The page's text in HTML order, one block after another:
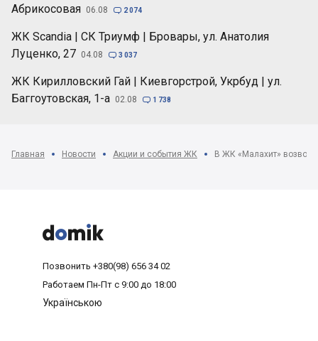
Абрикосовая 06.08  2 074
ЖК Scandia | СК Триумф | Бровары, ул. Анатолия
Луценко, 27 04.08  3 037
ЖК Кирилловский Гай | Киевгорстрой, Укрбуд | ул.
Баггоутовская, 1-а 02.08  1 738
Главная Новости Акции и события ЖК В ЖК «Малахит»



Позвонить +380(98) 656 34 02
Работаем Пн-Пт с 9:00 до 18:00
Українською